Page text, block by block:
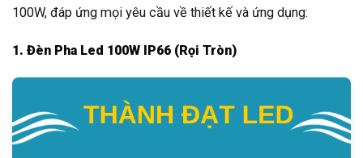
100W, đáp ứng mọi yêu cầu về thiết kế và ứng dụng:
1. Đèn Pha Led 100W IP66 (Rọi Tròn)